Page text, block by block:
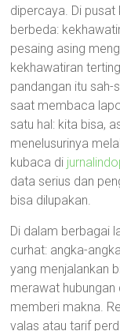
dipercaya. Di
berbeda:
pesaing asing
kekhawatiran
pandangan itu
saat membaca
satu hal: kita bisa,
menelusurinya
kubaca di
data serius dan
bisa dilupakan.
Di dalam berbagai
curhat: angka-
yang menjalankan
merawat
memberi makna.
valas atau tarif